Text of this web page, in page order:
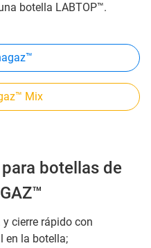
botella LABTOP™.
Mix
botellas de
cierre rápido con
en la botella;